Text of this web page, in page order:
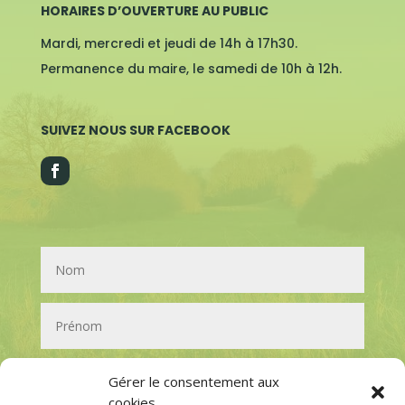
Gérer le consentement aux
HORAIRES D’OUVERTURE AU PUBLIC
Mardi, mercredi et jeudi de 14h à 17h30.
Permanence du maire, le samedi de 10h à 12h.
SUIVEZ NOUS SUR FACEBOOK